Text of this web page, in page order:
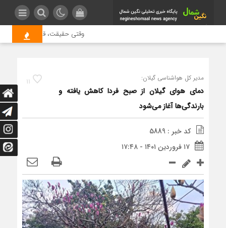
وقتی حقیقت، قربانی بازدید
11 مدیر کل هواشناسی گیلان:
دمای هوای گیلان از صبح فردا کاهش یافته و
بارندگی‌ها آغاز می‌شود
کد خبر : 5889
۱۷ فروردین ۱۴۰۱ - ۱۷:۴۸